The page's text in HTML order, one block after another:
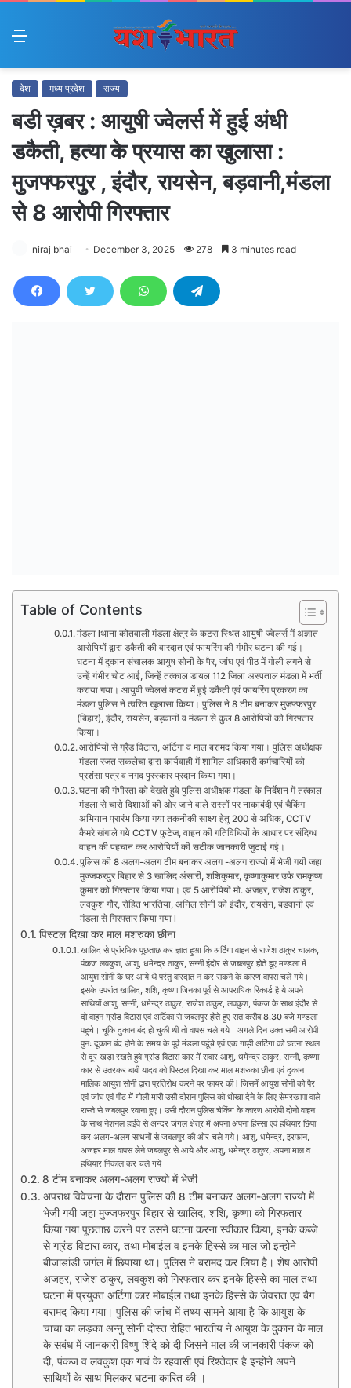
Menu
देश मध्य प्रदेश राज्य
बडी ख़बर : आयुषी ज्वेलर्स में हुई अंधी
डकैती, हत्या के प्रयास का खुलासा :
मुजफ्फरपुर , इंदौर, रायसेन, बड़वानी,मंडला
से 8 आरोपी गिरफ्तार
niraj bhai December 3, 2025 278 3 minutes read
Table of Contents
मंडला lथाना कोतवाली मंडला क्षेत्र के कटरा स्थित आयुषी ज्वेलर्स में अज्ञात
आरोपियों द्वारा डकैती की वारदात एवं फायरिंग की गंभीर घटना की गई।
घटना में दुकान संचालक आयुष सोनी के पैर, जांघ एवं पीठ में गोली लगने से
उन्हें गंभीर चोट आई, जिन्हें तत्काल डायल 112 जिला अस्पताल मंडला में भर्ती
कराया गया। आयुषी ज्वेलर्स कटरा में हुई डकैती एवं फायरिंग प्रकरण का
मंडला पुलिस ने त्वरित खुलासा किया। पुलिस ने 8 टीम बनाकर मुजफ्फरपुर
(बिहार), इंदौर, रायसेन, बड़वानी व मंडला से कुल 8 आरोपियों को गिरफ्तार
किया।
आरोपियों से ग्रैंड विटारा, अर्टिगा व माल बरामद किया गया। पुलिस अधीक्षक
मंडला रजत सकलेचा द्वारा कार्यवाही में शामिल अधिकारी कर्मचारियों को
प्रशंसा पत्र व नगद पुरस्कार प्रदान किया गया।
घटना की गंभीरता को देखते हुवे पुलिस अधीक्षक मंडला के निर्देशन में तत्काल
मंडला से चारो दिशाओं की ओर जाने वाले रास्तों पर नाकाबंदी एवं चैकिंग
अभियान प्रारंभ किया गया तकनीकी साक्ष्य हेतु 200 से अधिक, CCTV
कैमरे खंगाले गये CCTV फुटेज, वाहन की गतिविधियों के आधार पर संदिग्ध
वाहन की पहचान कर आरोपियों की सटीक जानकारी जुटाई गई।
पुलिस की 8 अलग-अलग टीम बनाकर अलग -अलग राज्यो में भेजी गयी जहा
मुज्जफरपुर बिहार से 3 खालिद अंसारी, शशिकुमार, कृष्णाकुमार उर्फ रामकृष्ण
कुमार को गिरफ्तार किया गया। एवं 5 आरोपियों मो. अजहर, राजेश ठाकुर,
लवकुश गौर, रोहित भारतिया, अनिल सोनी को इंदौर, रायसेन, बडवानी एवं
मंडला से गिरफ्तार किया गया l
पिस्टल दिखा कर माल मशरुका छीना
खालिद से प्रांरभिक पूछताछ कर ज्ञात हुआ कि अर्टिगा वाहन से राजेश ठाकुर चालक,
पंकज लवकुश, आशु, धमेन्द्र ठाकुर, सन्नी इंदौर से जबलपुर होते हूए मण्डला में
आयुश सोनी के घर आये थे परंतु वारदात न कर सकने के कारण वापस चले गये।
इसके उपरांत खालिद, शशि, कृष्णा जिनका पूर्व से आपराधिक रिकार्ड है ये अपने
साथियों आशु, सन्नी, धमेन्द्र ठाकुर, राजेश ठाकुर, लवकुश, पंकज के साथ इंदौर से
दो वाहन ग्रांड विटारा एवं अर्टिका से जबलपुर होते हुए रात करीब 8.30 बजे मण्डला
पहुचे। चूकि दुकान बंद हो चुकी थी तो वापस चले गये। अगले दिन उक्त सभी आरोपी
पुनः दूकान बंद होने के समय के पूर्व मंडला पहूंचे एवं एक गाड़ी अर्टिगा को घटना स्थल
से दूर खड़ा रखते हुवे ग्रांड विटारा कार में सवार आशु, धमेंन्द्र ठाकुर, सन्नी, कृष्णा
कार से उतरकर बाबी यादव को पिस्टल दिखा कर माल मशरुका छीना एवं दुकान
मालिक आयुश सोनी द्वारा प्रतिरोध करने पर फायर की l जिसमें आयुश सोनी को पैर
एवं जांघ एवं पीठ में गोली मारी उसी दौरान पुलिस को धोखा देने के लिए सेमरखापा वाले
रास्ते से जबलपुर रवाना हुए। उसी दौरान पुलिस चेकिंग के कारण आरोपी दोनो वाहन
के साथ नेशनल हाईवे से अन्दर जंगल क्षेत्र में अपना अपना हिस्सा एवं हथियार छिपा
कर अलग-अलग साधनों से जबलपुर की ओर चले गये। आशु, धमेन्द्र, इरफान,
अजहर माल वापस लेने जबलपुर से आये और आशु, धमेन्द्र ठाकुर, अपना माल व
हथियार निकाल कर चले गये।
8 टीम बनाकर अलग-अलग राज्यो में भेजी
अपराध विवेचना के दौरान पुलिस की 8 टीम बनाकर अलग-अलग राज्यो में
भेजी गयी जहा मुज्जफरपुर बिहार से खालिद, शशि, कृष्णा को गिरफतार
किया गया पूछताछ करने पर उसने घटना करना स्वीकार किया, इनके कब्जे
से गा्रंड विटारा कार, तथा मोबाईल व इनके हिस्से का माल जो इन्होने
बीजाडांडी जगंल में छिपाया था। पुलिस ने बरामद कर लिया है। शेष आरोपी
अजहर, राजेश ठाकुर, लवकुश को गिरफतार कर इनके हिस्से का माल तथा
घटना में प्रयुक्त अर्टिगा कार मोबाईल तथा इनके हिस्से के जेवरात एवं बैग
बरामद किया गया। पुलिस की जांच में तथ्य सामने आया है कि आयुश के
चाचा का लड़का अन्नु सोनी दोस्त रोहित भारतीय ने आयुश के दुकान के माल
के सबंध में जानकारी विष्णु शिंदे को दी जिसने माल की जानकारी पंकज को
दी, पंकज व लवकुश एक गावं के रहवासी एवं रिश्तेदार है इन्होने अपने
साथियों के साथ मिलकर घटना कारित की ।